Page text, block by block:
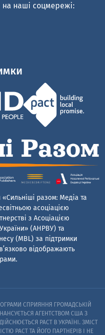
на наші соцмережі:
разом: Медіа та
асоціацією
з Асоціацією
(АНРВУ) та
(MBL) за підтримки
відображають
СПРИЯННЯ ГРОМАДСЬКІЙ
АГЕНТСТВОМ США З
PACT В УКРАЇНІ. ЗМІСТ
PACT ТА ЙОГО ПАРТНЕРІВ I НЕ